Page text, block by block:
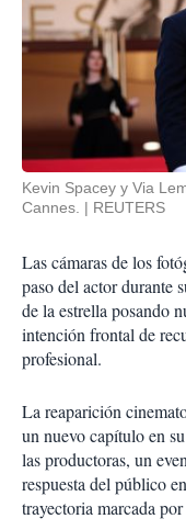
Kevin Spacey y Via
Cannes.
REUTERS
Las cámaras de los
paso del actor durante
de la estrella posando
intención frontal de
profesional.
La reaparición
un nuevo capítulo en
las productoras, un
respuesta del público
trayectoria marcada